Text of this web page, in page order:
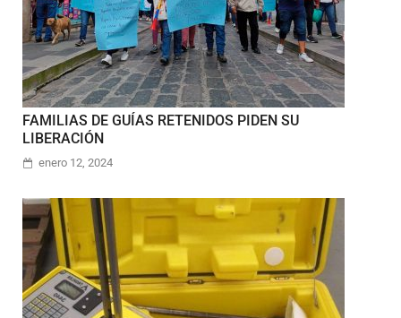
FAMILIAS DE GUÍAS RETENIDOS PIDEN SU
LIBERACIÓN
enero 12, 2024